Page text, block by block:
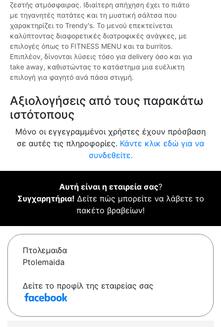
ζεστής ατμόσφαιρας. Ιδιαίτερη απήχηση έχει το πιάτο
με τηγανητές πατάτες και τη μυστική σάλτσα που
χαρακτηρίζει το Trendy's. Το μενού επεκτείνεται
καλύπτοντας διαφορετικές διατροφικές ανάγκες, με
επιλογές όπως το FITNESS MENU και τα burritos.
Επιπλέον, δίνονται λύσεις τόσο για delivery όσο και για
take away, καθιστώντας το κατάστημα μια ευέλικτη
επιλογή για φαγητό ανά πάσα στιγμή.
Αξιολογήσεις από τους παρακάτω
ιστότοπους
Μόνο οι εγγεγραμμένοι χρήστες έχουν πρόσβαση
σε αυτές τις πληροφορίες. Κάντε κλικ εδώ για να
συνδεθείτε.
Αυτή είναι η εταιρεία σας?
Συγχαρητήρια! Δείτε πώς μπορείτε να λάβετε το
πακέτο βραβείων!
Πτολεμαιδα
Ptolemaida
Δείτε το προφίλ της εταιρείας σας